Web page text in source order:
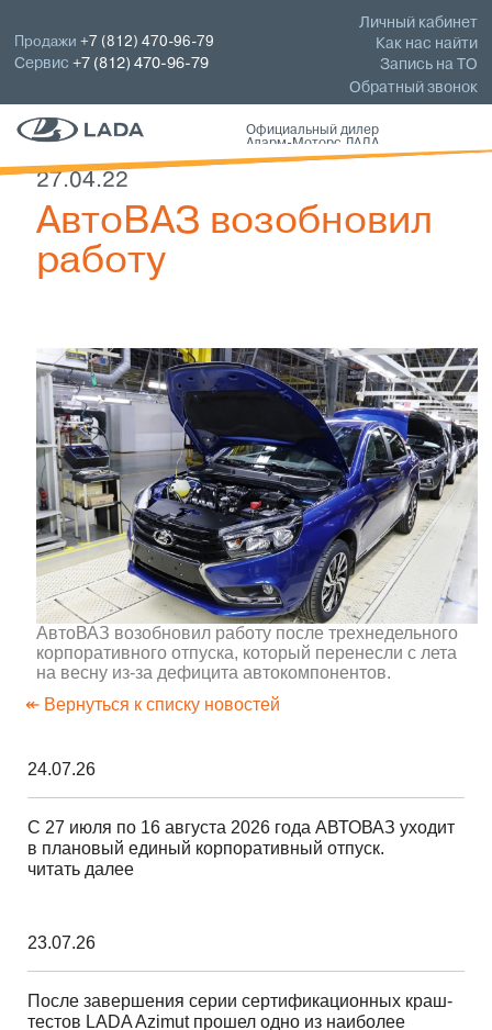
Личный кабинет
Как нас найти
Запись на ТО
Обратный звонок
Продажи+7 (812) 470-96-79
Сервис+7 (812) 470-96-79
Официальный дилер
Аларм-Моторс ЛАДА
27.04.22
АвтоВАЗ возобновил
работу
АвтоВАЗ возобновил работу после трехнедельного
корпоративного отпуска, который перенесли с лета
на весну из-за дефицита автокомпонентов.
↞ Вернуться к списку новостей
24.07.26
С 27 июля по 16 августа 2026 года АВТОВАЗ уходит
в плановый единый корпоративный отпуск.
читать далее
23.07.26
После завершения серии сертификационных краш-
тестов LADA Azimut прошел одно из наиболее